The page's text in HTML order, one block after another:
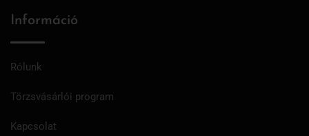
Információ
Rólunk
Törzsvásárlói program
Kapcsolat